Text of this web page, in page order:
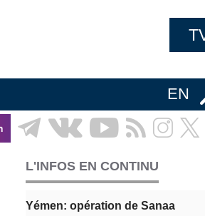
EN
L'INFOS EN CONTINU
Yémen: opération de Sanaa